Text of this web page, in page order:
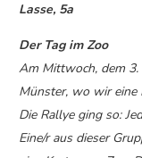
Lasse, 5a
Der Tag im Zoo
Am Mittwoch, dem 3.
Münster, wo wir eine
Die Rallye ging so:
Eine/r aus dieser